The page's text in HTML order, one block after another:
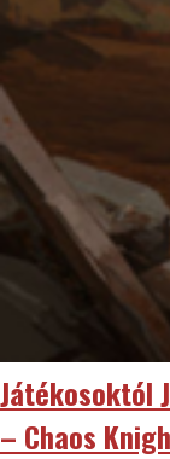
Játékosoktól
– Chaos